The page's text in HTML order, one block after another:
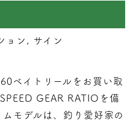
ョン, サイン
ベイトリールをお買い取
GEAR RATIOを備
モデルは、釣り愛好家の